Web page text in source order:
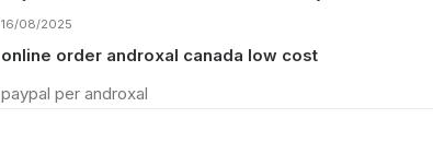
16/08/2025
online order androxal canada low cost
paypal per androxal